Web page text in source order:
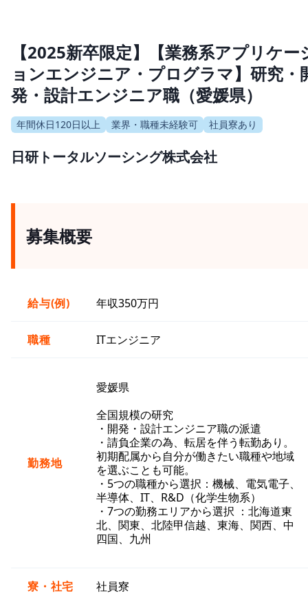
【2025新卒限定】【業務系アプリケー
ョンエンジニア・プログラマ】研究・
発・設計エンジニア職（愛媛県）
年間休日120日以上 業界・職種未経験可 社員寮あり
日研トータルソーシング株式会社
募集概要
給与(例) 年収350万円
職種 ITエンジニア
勤務地
愛媛県
全国規模の研究
・開発・設計エンジニア職の派遣
・請負企業の為、転居を伴う転勤あり。
初期配属から自分が働きたい職種や地域
を選ぶことも可能。
・5つの職種から選択：機械、電気電子、
半導体、IT、R&D（化学生物系）
・7つの勤務エリアから選択 ：北海道東
北、関東、北陸甲信越、東海、関西、中
四国、九州
寮・社宅 社員寮